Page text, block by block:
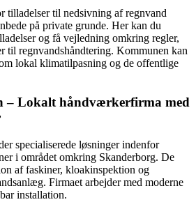
tilladelser til nedsivning af regnvand
på private grunde. Her kan du
og få vejledning omkring regler,
til regnvandshåndtering. Kommunen kan
lokal klimatilpasning og de offentlige
– Lokalt håndværkerfirma med
specialiserede løsninger indenfor
i området omkring Skanderborg. De
af faskiner, kloakinspektion og
Firmaet arbejder med moderne
installation.